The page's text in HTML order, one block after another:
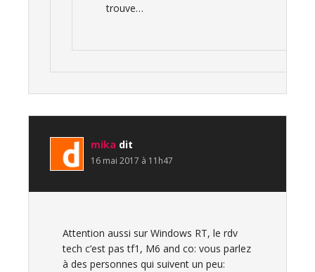
trouve…
mika dit
16 mai 2017 à 11h47
Attention aussi sur Windows RT, le rdv
tech c’est pas tf1, M6 and co: vous parlez
à des personnes qui suivent un peu: